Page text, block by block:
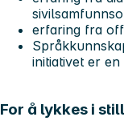
erfaring fra
initiativet er
For å lykkes i